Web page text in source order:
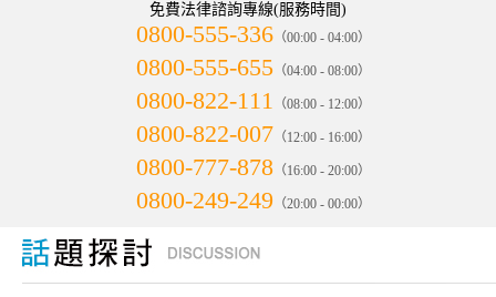
免費法律諮詢專線(服務時間)
0800-555-336 （00:00 - 04:00）
0800-555-655 （04:00 - 08:00）
0800-822-111 （08:00 - 12:00）
0800-822-007 （12:00 - 16:00）
0800-777-878 （16:00 - 20:00）
0800-249-249 （20:00 - 00:00）